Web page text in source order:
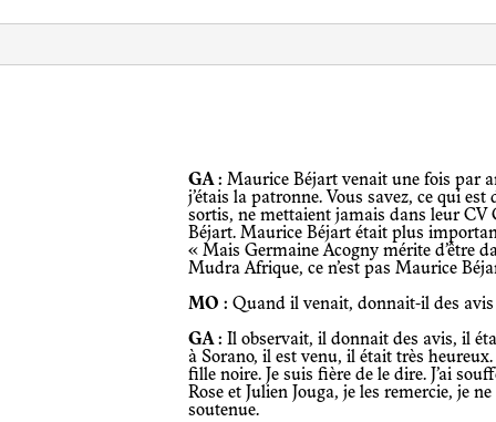
GA : Maurice Béjart venait une fois par
j’étais la patronne. Vous savez, ce qui est
sortis, ne mettaient jamais dans leur
Béjart. Maurice Béjart était plus
« Mais Germaine Acogny mérite d’être
Mudra Afrique, ce n’est pas Maurice
MO : Quand il venait, donnait-il des
GA : Il observait, il donnait des avis, il
à Sorano, il est venu, il était très
fille noire. Je suis fière de le dire. J’ai
Rose et Julien Jouga, je les remercie, je
soutenue.